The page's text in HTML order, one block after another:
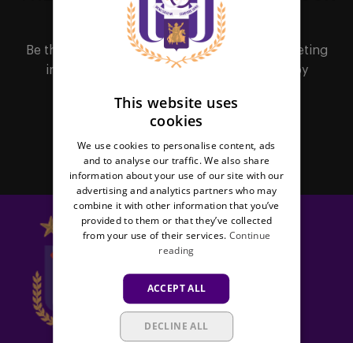
MAILBOX
Be the first to receive important updates, ticketing
information, shirt releases or promotions by
This website uses
cookies
We use cookies to personalise content, ads
and to analyse our traffic. We also share
information about your use of our site with our
advertising and analytics partners who may
combine it with other information that you’ve
provided to them or that they’ve collected
from your use of their services. Continue
reading
ACCEPT ALL
DECLINE ALL